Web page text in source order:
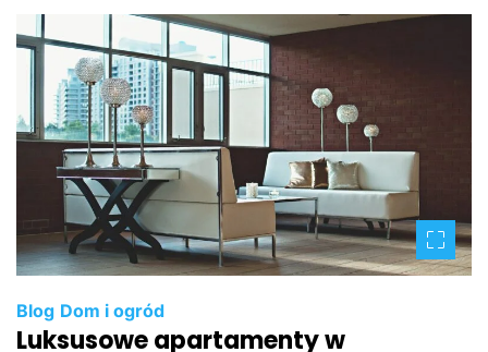
Blog Dom i ogród
Luksusowe apartamenty w